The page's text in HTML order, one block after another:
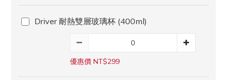
Driver 耐熱雙層玻璃杯 (400ml)
優惠價 NT$299